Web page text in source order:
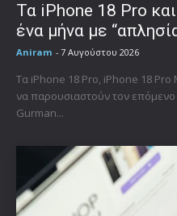
Τα iPhone 18 Pro
ένα μήνα με
Aniram - 7 Αυγούστου 2026
Τα iPhone 18 Pro, iPhone 18 Pro
να παρουσιαστούν τον
Gurman...